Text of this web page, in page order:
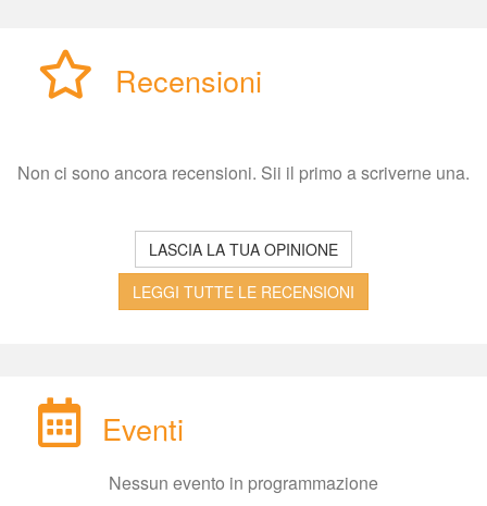
Recensioni
Non ci sono ancora recensioni. Sii il primo a scriverne una.
LASCIA LA TUA OPINIONE
LEGGI TUTTE LE RECENSIONI
Eventi
Nessun evento in programmazione